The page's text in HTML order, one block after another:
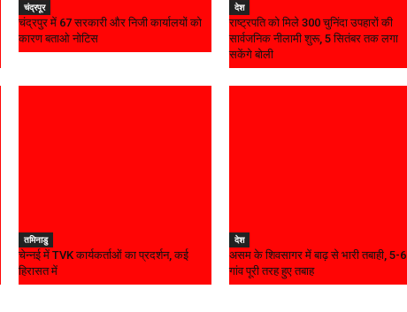
चंद्रपूर
चंद्रपुर में 67 सरकारी और निजी कार्यालयों को
कारण बताओ नोटिस
देश
राष्ट्रपति को मिले 300 चुनिंदा उपहारों की
सार्वजनिक नीलामी शुरू, 5 सितंबर तक लगा
सकेंगे बोली
तमिनाडु
चेन्नई में TVK कार्यकर्ताओं का प्रदर्शन, कई
हिरासत में
देश
असम के शिवसागर में बाढ़ से भारी तबाही, 5-6
गांव पूरी तरह हुए तबाह